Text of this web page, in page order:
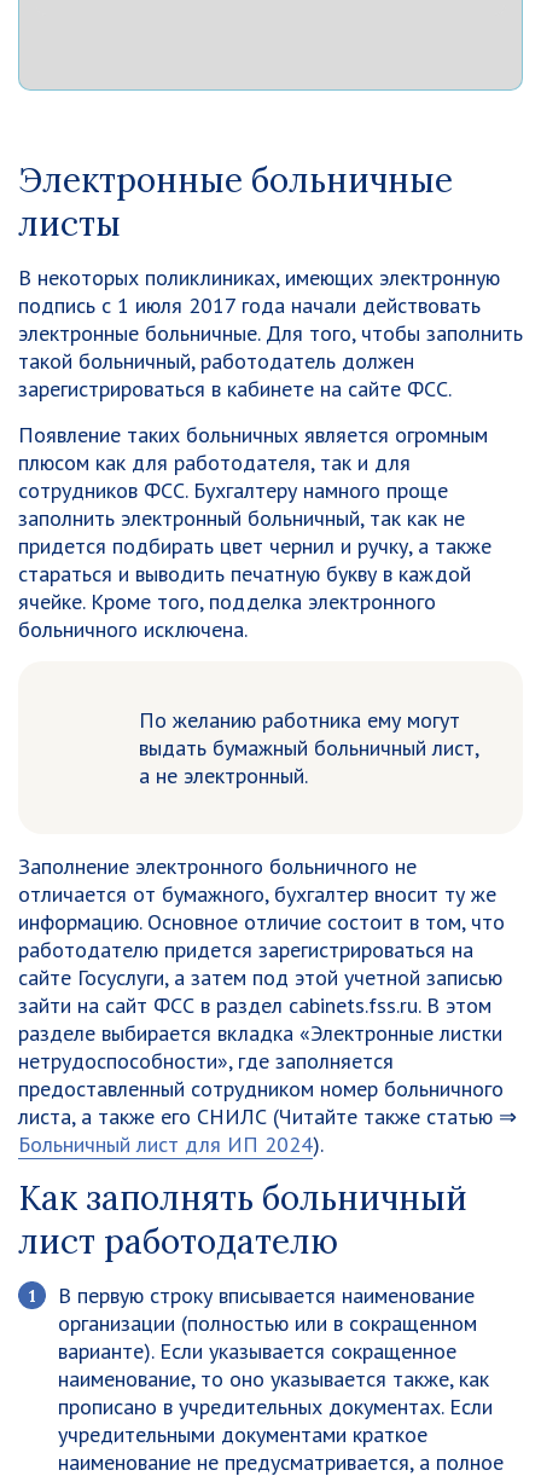
Электронные больничные
листы
В некоторых поликлиниках, имеющих электронную
подпись с 1 июля 2017 года начали действовать
электронные больничные. Для того, чтобы заполнить
такой больничный, работодатель должен
зарегистрироваться в кабинете на сайте ФСС.
Появление таких больничных является огромным
плюсом как для работодателя, так и для
сотрудников ФСС. Бухгалтеру намного проще
заполнить электронный больничный, так как не
придется подбирать цвет чернил и ручку, а также
стараться и выводить печатную букву в каждой
ячейке. Кроме того, подделка электронного
больничного исключена.
По желанию работника ему могут
выдать бумажный больничный лист,
а не электронный.
Заполнение электронного больничного не
отличается от бумажного, бухгалтер вносит ту же
информацию. Основное отличие состоит в том, что
работодателю придется зарегистрироваться на
сайте Госуслуги, а затем под этой учетной записью
зайти на сайт ФСС в раздел cabinets.fss.ru. В этом
разделе выбирается вкладка «Электронные листки
нетрудоспособности», где заполняется
предоставленный сотрудником номер больничного
листа, а также его СНИЛС (Читайте также статью ⇒
Больничный лист для ИП 2024).
Как заполнять больничный
лист работодателю
В первую строку вписывается наименование
организации (полностью или в сокращенном
варианте). Если указывается сокращенное
наименование, то оно указывается также, как
прописано в учредительных документах. Если
учредительными документами краткое
наименование не предусматривается, а полное